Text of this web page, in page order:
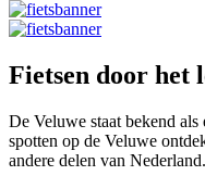
Fietsen door het
De Veluwe staat bekend
spotten op de Veluwe
andere delen van Nederland.